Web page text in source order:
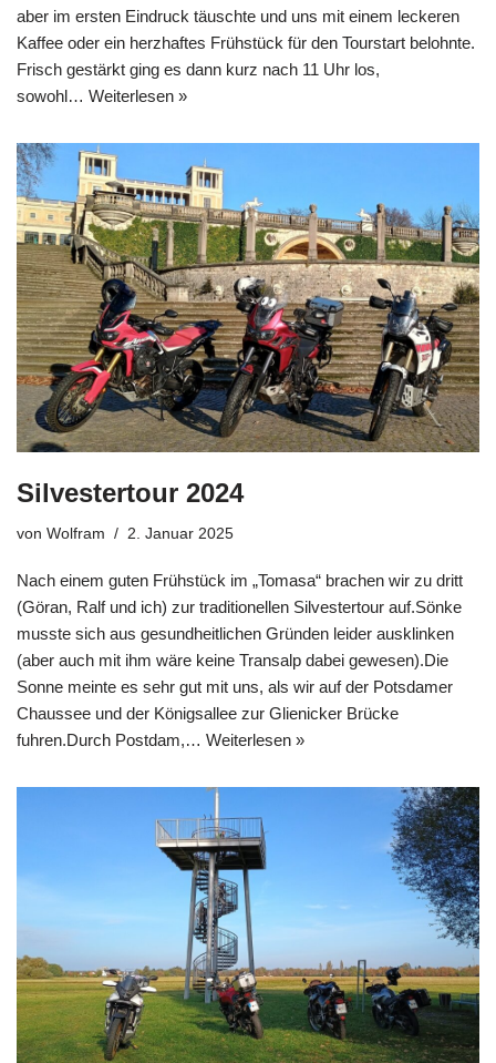
aber im ersten Eindruck täuschte und uns mit einem leckeren
Kaffee oder ein herzhaftes Frühstück für den Tourstart belohnte.
Frisch gestärkt ging es dann kurz nach 11 Uhr los,
sowohl… Weiterlesen »
Silvestertour 2024
von Wolfram 2. Januar 2025
Nach einem guten Frühstück im „Tomasa“ brachen wir zu dritt
(Göran, Ralf und ich) zur traditionellen Silvestertour auf.Sönke
musste sich aus gesundheitlichen Gründen leider ausklinken
(aber auch mit ihm wäre keine Transalp dabei gewesen).Die
Sonne meinte es sehr gut mit uns, als wir auf der Potsdamer
Chaussee und der Königsallee zur Glienicker Brücke
fuhren.Durch Postdam,… Weiterlesen »